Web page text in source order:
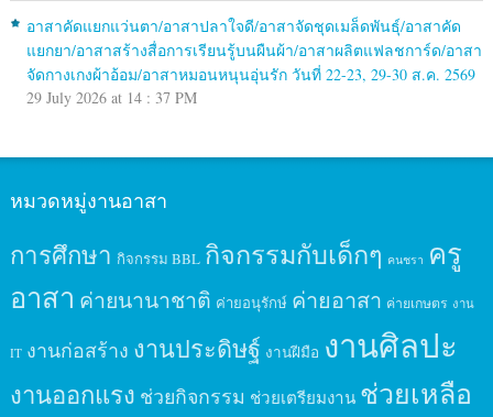
อาสาคัดแยกแว่นตา/อาสาปลาใจดี/อาสาจัดชุดเมล็ดพันธุ์/อาสาคัด
แยกยา/อาสาสร้างสื่อการเรียนรู้บนผืนผ้า/อาสาผลิตแฟลชการ์ด/อาสา
จัดกางเกงผ้าอ้อม/อาสาหมอนหนุนอุ่นรัก วันที่ 22-23, 29-30 ส.ค. 2569
29 July 2026 at 14 : 37 PM
หมวดหมู่งานอาสา
การศึกษา กิจกรรม BBL กิจกรรมกับเด็กๆ คนชรา ครู
อาสา ค่ายนานาชาติ ค่ายอนุรักษ์ ค่ายอาสา ค่ายเกษตร งาน
IT งานก่อสร้าง งานประดิษฐ์ งานฝีมือ งานศิลปะ
งานออกแรง ช่วยกิจกรรม ช่วยเตรียมงาน ช่วยเหลือ